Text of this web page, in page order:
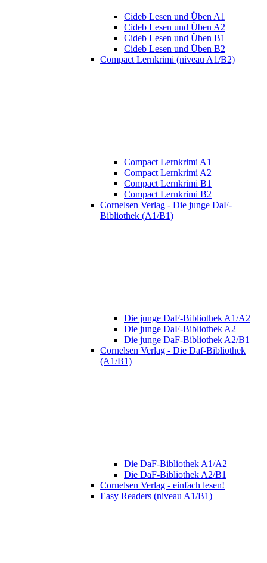
Cideb Lesen und Üben A1
Cideb Lesen und Üben A2
Cideb Lesen und Üben B1
Cideb Lesen und Üben B2
Compact Lernkrimi (niveau A1/B2)
Compact Lernkrimi A1
Compact Lernkrimi A2
Compact Lernkrimi B1
Compact Lernkrimi B2
Cornelsen Verlag - Die junge DaF-
Bibliothek (A1/B1)
Die junge DaF-Bibliothek A1/A2
Die junge DaF-Bibliothek A2
Die junge DaF-Bibliothek A2/B1
Cornelsen Verlag - Die Daf-Bibliothek
(A1/B1)
Die DaF-Bibliothek A1/A2
Die DaF-Bibliothek A2/B1
Cornelsen Verlag - einfach lesen!
Easy Readers (niveau A1/B1)